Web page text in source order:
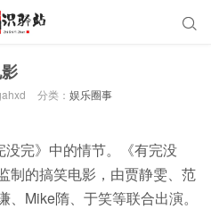

分类： 娱乐圈事
完》中的情节。《有完没
制的搞笑电影，由贾静雯、范
Mike隋、于笑等联合出演。